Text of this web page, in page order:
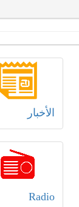
الأخبار
Radio